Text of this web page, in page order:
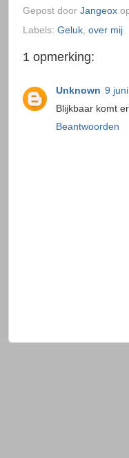
Gepost door Jangeox
Labels: Geluk over mij
1 opmerking:
Unknown 9
Blijkbaar komt
Beantwoorden